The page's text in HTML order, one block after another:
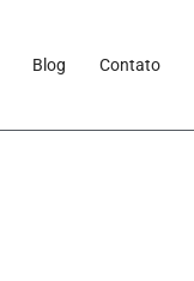
Blog Contato